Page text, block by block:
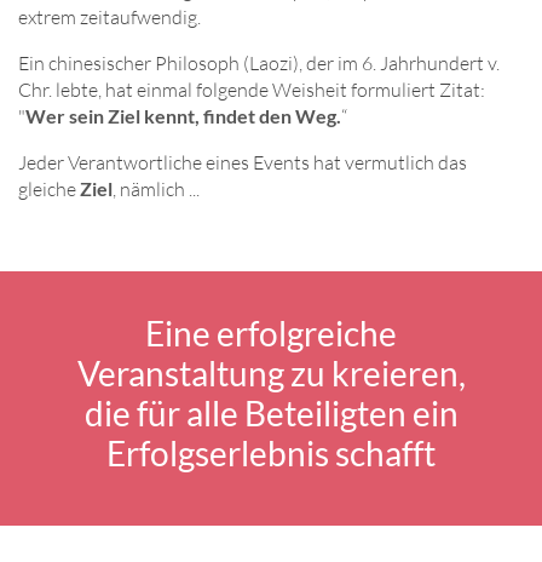
extrem zeitaufwendig.
Ein chinesischer Philosoph (Laozi), der im 6. Jahrhundert v.
Chr. lebte, hat einmal folgende Weisheit formuliert Zitat:
"Wer sein Ziel kennt, findet den Weg.“
Jeder Verantwortliche eines Events hat vermutlich das
gleicheZiel, nämlich ...
Eine erfolgreiche
Veranstaltung zu kreieren,
die für alle Beteiligten ein
Erfolgserlebnis schafft